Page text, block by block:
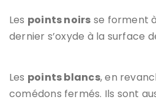
Les points noirs se forment
dernier s’oxyde à la surface
Les points blancs, en
comédons fermés. Ils sont